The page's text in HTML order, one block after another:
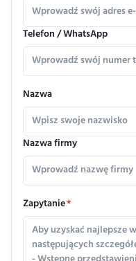
Telefon / WhatsApp
Nazwa
Nazwa firmy
Zapytanie*